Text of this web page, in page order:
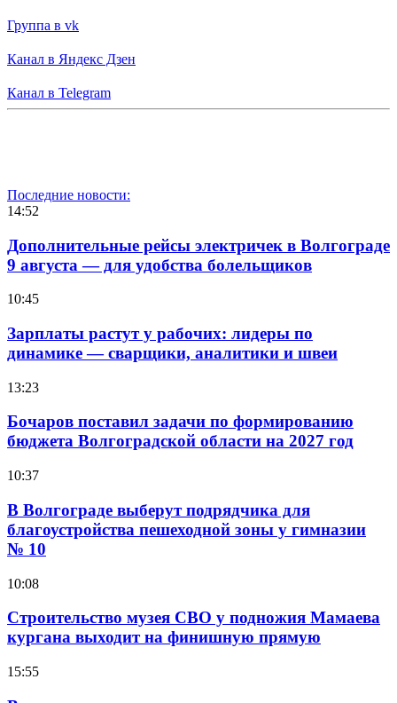
Группа в vk
Канал в Яндекс Дзен
Канал в Telegram
Последние новости:
14:52
Дополнительные рейсы электричек в Волгограде
9 августа — для удобства болельщиков
10:45
Зарплаты растут у рабочих: лидеры по
динамике — сварщики, аналитики и швеи
13:23
Бочаров поставил задачи по формированию
бюджета Волгоградской области на 2027 год
10:37
В Волгограде выберут подрядчика для
благоустройства пешеходной зоны у гимназии
№ 10
10:08
Строительство музея СВО у подножия Мамаева
кургана выходит на финишную прямую
15:55